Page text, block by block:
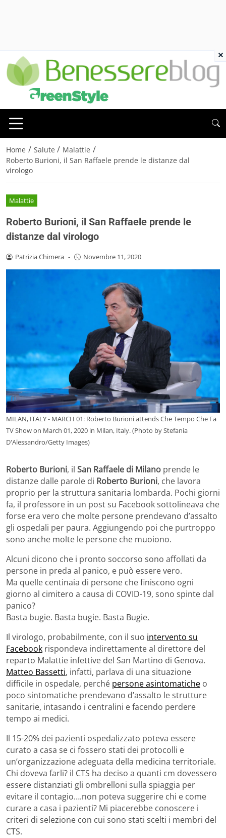
Home / Salute / Malattie /
Roberto Burioni, il San Raffaele prende le distanze dal
virologo
Malattie
Roberto Burioni, il San Raffaele prende le
distanze dal virologo
Patrizia Chimera - Novembre 11, 2020
MILAN, ITALY - MARCH 01: Roberto Burioni attends Che Tempo Che Fa
TV Show on March 01, 2020 in Milan, Italy. (Photo by Stefania
D'Alessandro/Getty Images)
Roberto Burioni, il San Raffaele di Milano prende le
distanze dalle parole di Roberto Burioni, che lavora
proprio per la struttura sanitaria lombarda. Pochi giorni
fa, il professore in un post su Facebook sottolineava che
forse era vero che molte persone prendevano d’assalto
gli ospedali per paura. Aggiungendo poi che purtroppo
sono anche molte le persone che muoiono.
Alcuni dicono che i pronto soccorso sono affollati da
persone in preda al panico, e può essere vero.
Ma quelle centinaia di persone che finiscono ogni
giorno al cimitero a causa di COVID-19, sono spinte dal
panico?
Basta bugie. Basta bugie. Basta Bugie.
Il virologo, probabilmente, con il suo intervento su
Facebook rispondeva indirettamente al direttore del
reparto Malattie infettive del San Martino di Genova.
Matteo Bassetti, infatti, parlava di una situazione
difficile in ospedale, perché persone asintomatiche o
poco sintomatiche prendevano d’assalto le strutture
sanitarie, intasando i centralini e facendo perdere
tempo ai medici.
Il 15-20% dei pazienti ospedalizzato poteva essere
curato a casa se ci fossero stati dei protocolli e
un’organizzazione adeguata della medicina territoriale.
Chi doveva farli? il CTS ha deciso a quanti cm dovessero
essere distanziati gli ombrelloni sulla spiaggia per
evitare il contagio….non poteva suggerire chi e come
curare a casa i pazienti? Mi piacerebbe conoscere i
criteri di selezione con cui sono stati scelti i membri del
CTS.
×